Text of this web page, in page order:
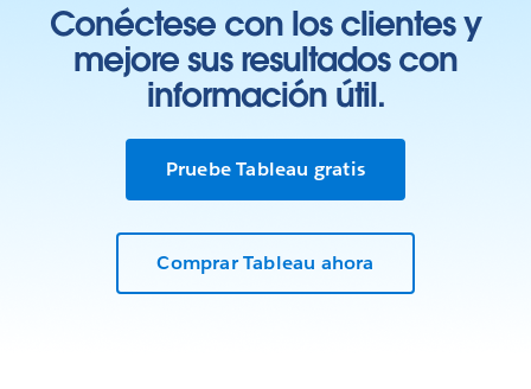
Conéctese con los clientes y
mejore sus resultados con
información útil.
Pruebe Tableau gratis
Comprar Tableau ahora